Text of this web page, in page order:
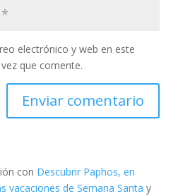
electrónico y web en este
que comente.
con Descubrir Paphos, en
vacaciones de Semana Santa y